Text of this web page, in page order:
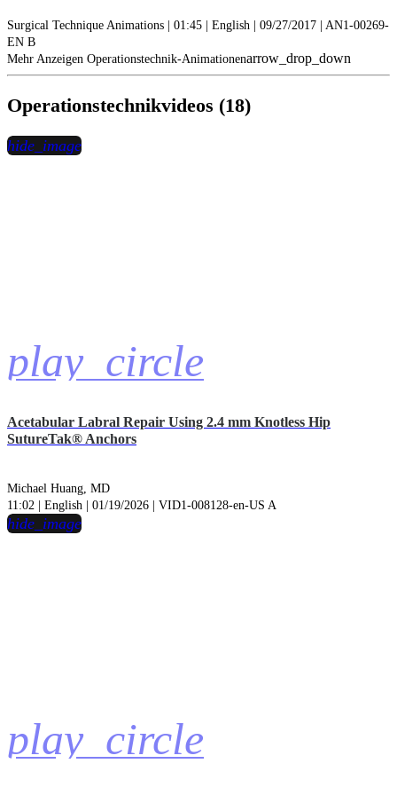
Surgical Technique Animations | 01:45 | English | 09/27/2017 | AN1-00269-
EN B
Mehr Anzeigen Operationstechnik-Animationenarrow_drop_down
Operationstechnikvideos (18)
play_circle
hide_image
Acetabular Labral Repair Using 2.4 mm Knotless Hip
SutureTak® Anchors
Michael Huang, MD
11:02 | English | 01/19/2026 | VID1-008128-en-US A
play_circle
hide_image